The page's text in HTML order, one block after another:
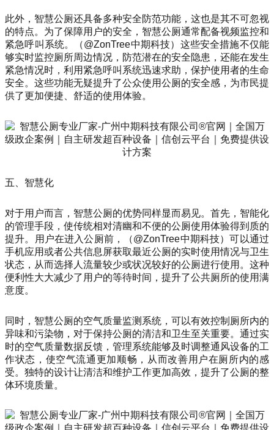
此外，智慧公厕还具备多种安全防范功能，这也是其不可忽视
的特点。为了保障用户的安全，智慧公厕通常配备视频监控和
紧急呼叫系统。（@ZonTree中期科技）这些安全措施不仅能
够实时监控厕所周边情况，防范潜在的安全隐患，还能在发生
紧急情况时，利用紧急呼叫系统迅速求助，保护使用者的生命
安全。这些功能无疑提升了公众使用公厕的安全感，为市民提
供了更加便捷、舒适的使用体验。
五、智慧化
对于用户而言，智慧公厕的优势同样显而易见。首先，智能化
的管理手段，使传统相对清幽和不便的公厕使用体验得到质的
提升。用户在进入公厕前，（@ZonTree中期科技）可以通过
手机应用或者公共信息屏获取最近公厕的实时使用情况与卫生
状态，从而选择人流量较少或状况较好的公厕进行使用。这种
便利性大大减少了用户的等待时间，提升了公共厕所的使用满
意度。
同时，智慧公厕的空气质量监测系统，可以有效控制厕所内的
异味和污染物，对于保持公厕的清洁和卫生至关重要。通过实
时的空气质量数据反馈，管理系统能够及时调整通风设备的工
作状态，使空气流通更加顺畅，从而改善用户在厕所内的感
受。独特的设计让清洁和维护工作更加高效，提升了公厕的整
体环境质量。